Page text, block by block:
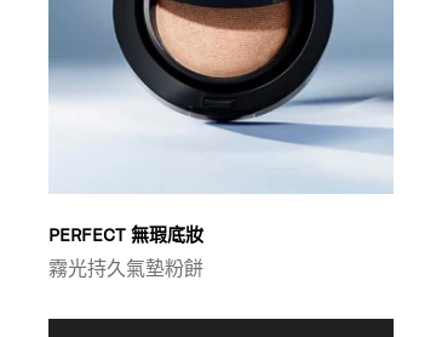
PERFECT 無瑕底妝
霧光持久氣墊粉餅